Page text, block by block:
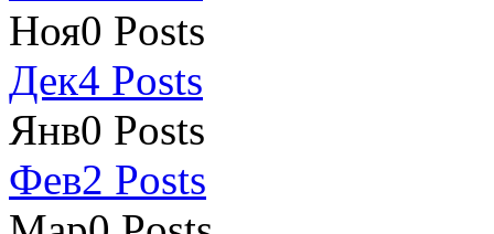
Ноя0 Posts
Дек4 Posts
Янв0 Posts
Фев2 Posts